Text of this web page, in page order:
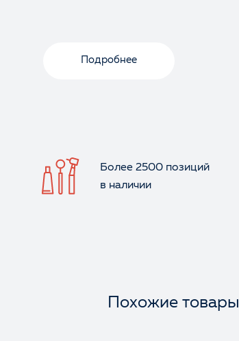
Подробнее
Более 2500 позиций
в наличии
Похожие товары